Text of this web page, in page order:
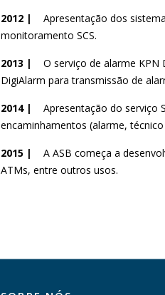
2012 |
Apresentação dos
monitoramento SCS.
2013 | O serviço de alarme KPN
DigiAlarm para transmissão de
2014 |
Apresentação do serviço
encaminhamentos (alarme,
2015 |
A ASB começa a
ATMs, entre outros usos.